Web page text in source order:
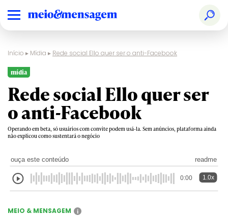
Início ▸ Mídia ▸ Rede social Ello quer ser o anti-Facebook
mídia
Rede social Ello quer ser
o anti-Facebook
Operando em beta, só usuários com convite podem usá-la. Sem anúncios, plataforma ainda
não explicou como sustentará o negócio
ouça este conteúdo readme
0:00 1.0x
MEIO & MENSAGEM i